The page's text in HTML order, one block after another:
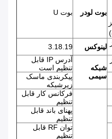
بوت لودر بوت U
لینوکس
3.18.19
شبکه
سیمی
آدرس IP قابل
تنظیم است
پیکربندی ماسک
زیرشبکه
فرکانس کار قابل
تنظیم
پهنای باند قابل
تنظیم
توان RF قابل
تنظیم